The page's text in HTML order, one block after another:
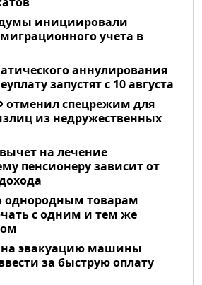
инициировали
учета в
аннулирования
запустят с 10 августа
отменил спецрежим для
из недружественных
на лечение
пенсионеру зависит от
однородным товарам
с одним и тем же
на эвакуацию машины
за быструю оплату